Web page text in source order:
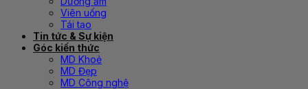
Viên uống
Tái tạo
Tin tức & Sự kiện
Góc kiến thức
MD Khoẻ
MD Đẹp
MD Công nghệ